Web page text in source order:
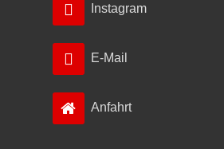
Instagram
E-Mail
Anfahrt